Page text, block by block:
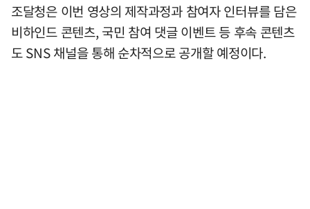
조달청은 이번 영상의 제작과정과 참여자 인터뷰를 담은
비하인드 콘텐츠, 국민 참여 댓글 이벤트 등 후속 콘텐츠
도 SNS 채널을 통해 순차적으로 공개할 예정이다.